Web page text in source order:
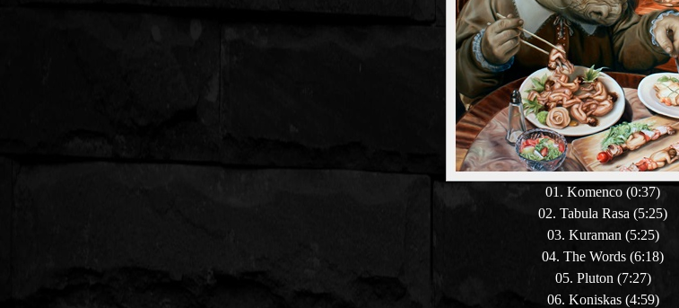
01. Komenco (0:37)
02. Tabula Rasa (5:25)
03. Kuraman (5:25)
04. The Words (6:18)
05. Pluton (7:27)
06. Koniskas (4:59)